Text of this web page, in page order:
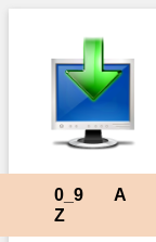
0_9 A
Z